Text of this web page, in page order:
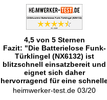
4,5 von 5 Sternen
Fazit: "Die Batterielose Funk-
Türklingel (NX6132) ist
blitzschnell einsatzbereit und
eignet sich daher
hervorragend für eine
Nachrüstung. Da das System
heimwerker-test.de 03/20